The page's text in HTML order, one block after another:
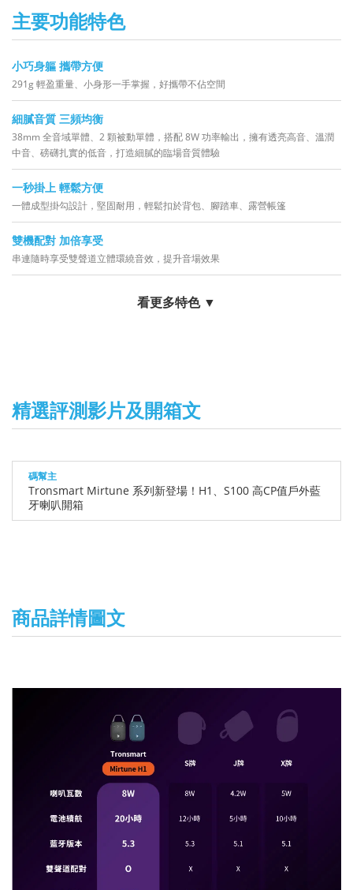
主要功能特色
小巧身軀 攜帶方便
291g 輕盈重量、小身形一手掌握，好攜帶不佔空間
細膩音質 三頻均衡
38mm 全音域單體、2 顆被動單體，搭配 8W 功率輸出，擁有透亮高音、溫潤
中音、磅礴扎實的低音，打造細膩的臨場音質體驗
一秒掛上 輕鬆方便
一體成型掛勾設計，堅固耐用，輕鬆扣於背包、腳踏車、露營帳篷
雙機配對 加倍享受
串連隨時享受雙聲道立體環繞音效，提升音場效果
看更多特色 ▼
精選評測影片及開箱文
碼幫主
Tronsmart Mirtune 系列新登場！H1、S100 高CP值戶外藍
牙喇叭開箱
商品詳情圖文